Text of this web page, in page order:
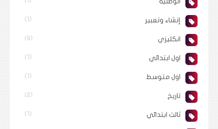
إنشاء وتعبير (1)
انكليزي (9)
اول ابتدائي (1)
اول متوسط (1)
تاريخ (2)
ثالث ابتدائي (1)